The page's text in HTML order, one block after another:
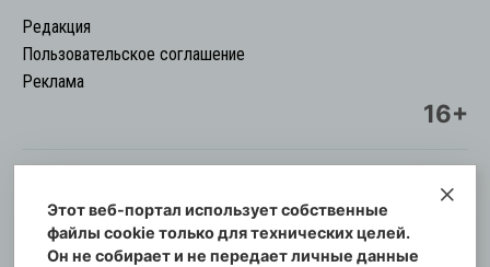
Редакция
Пользовательское соглашение
Реклама
16+
© Информационный городской портал
Орловская cреда-плюс, 2021-2026
Этот веб-портал использует собственные
файлы cookie только для технических целей.
Он не собирает и не передает личные данные